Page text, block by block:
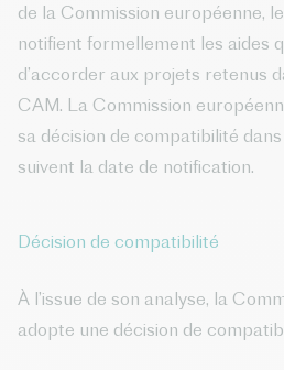
de la Commission européenne,
notifient formellement les aides
d’accorder aux projets retenus
CAM. La Commission
sa décision de compatibilité
suivent la date de notification.
Décision de compatibilité
À l’issue de son analyse, la
adopte une décision de